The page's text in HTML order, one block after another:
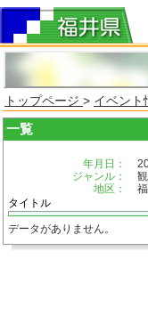
トップページ > イベント
一覧
年月日：
ジャンル：
地区：
タイトル
データがありません。